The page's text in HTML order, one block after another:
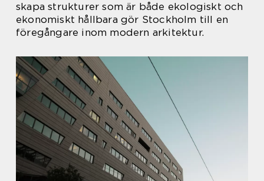
skapa strukturer som är både ekologiskt och
ekonomiskt hållbara gör Stockholm till en
föregångare inom modern arkitektur.